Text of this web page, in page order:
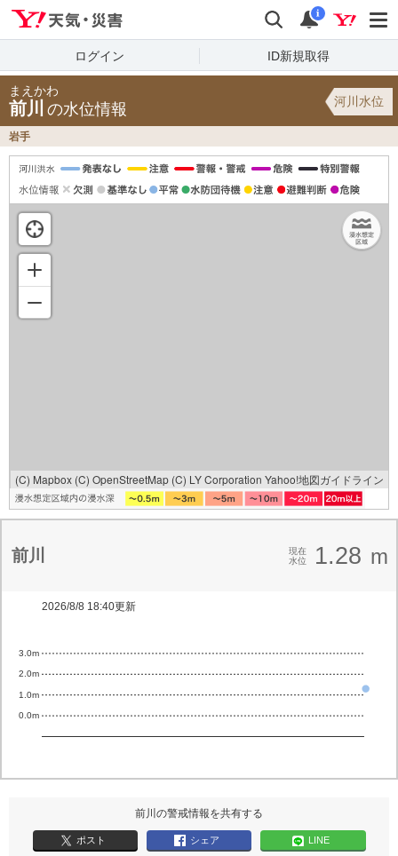
検索 通知
i
ログイン ID新規取得
まえかわ
前川 の水位情報 河川水位
岩手
(C) Mapbox (C) OpenStreetMap (C) LY Corporation Yahoo!地図ガイドライン
前川
現在
水位
1.28 m
2026/8/8 18:40更新
0.0m
1.0m
2.0m
3.0m
前川の警戒情報を共有する
ポスト シェア LINE